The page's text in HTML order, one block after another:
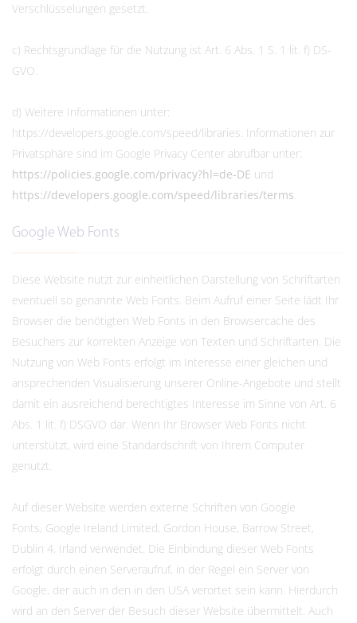
Verschlüsselungen gesetzt.
c) Rechtsgrundlage für die Nutzung ist Art. 6 Abs. 1 S. 1 lit. f) DS-
GVO.
d) Weitere Informationen unter:
https://developers.google.com/speed/libraries. Informationen zur
Privatsphäre sind im Google Privacy Center abrufbar unter:
https://policies.google.com/privacy?hl=de-DE und
https://developers.google.com/speed/libraries/terms.
Google Web Fonts
Diese Website nutzt zur einheitlichen Darstellung von Schriftarten
eventuell so genannte Web Fonts. Beim Aufruf einer Seite lädt Ihr
Browser die benötigten Web Fonts in den Browsercache des
Besuchers zur korrekten Anzeige von Texten und Schriftarten. Die
Nutzung von Web Fonts erfolgt im Interesse einer gleichen und
ansprechenden Visualisierung unserer Online-Angebote und stellt
damit ein ausreichend berechtigtes Interesse im Sinne von Art. 6
Abs. 1 lit. f) DSGVO dar. Wenn Ihr Browser Web Fonts nicht
unterstützt, wird eine Standardschrift von Ihrem Computer
genutzt.
Auf dieser Website werden externe Schriften von Google
Fonts, Google Ireland Limited, Gordon House, Barrow Street,
Dublin 4, Irland verwendet. Die Einbindung dieser Web Fonts
erfolgt durch einen Serveraufruf, in der Regel ein Server von
Google, der auch in den in den USA verortet sein kann. Hierdurch
wird an den Server der Besuch dieser Website übermittelt. Auch